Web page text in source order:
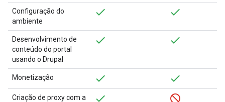
Configuração do
ambiente
Desenvolvimento de
conteúdo do portal
usando o Drupal
Monetização
Criação de proxy com a